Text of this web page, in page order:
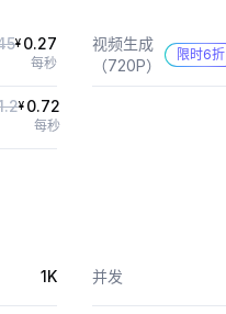
¥ 0.27
每秒
视频生成
（720P）
限时6折
¥ 0.72
每秒
1K 并发